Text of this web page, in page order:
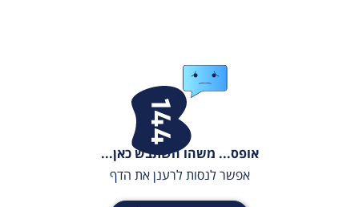
אופס... משהו השתבש כאן...
אפשר לנסות לרענן את הדף